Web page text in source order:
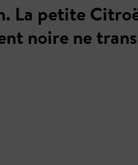
La petite
noire ne